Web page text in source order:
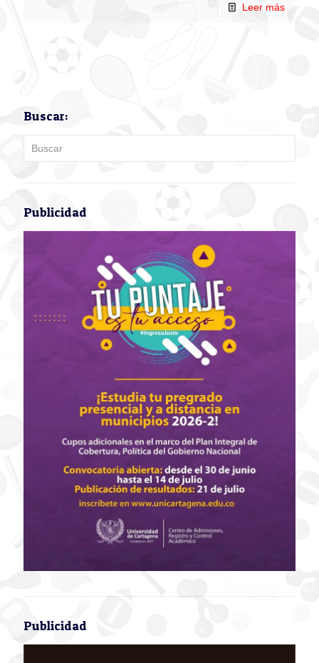
Leer más
Buscar:
Publicidad
Publicidad